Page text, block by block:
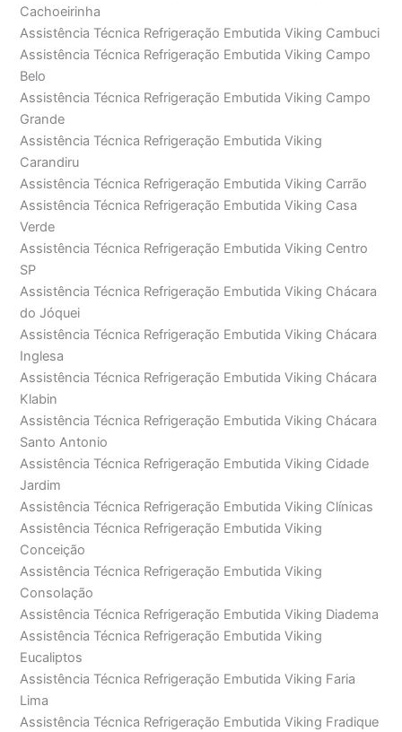
Cachoeirinha
Assistência Técnica Refrigeração Embutida Viking Cambuci
Assistência Técnica Refrigeração Embutida Viking Campo
Belo
Assistência Técnica Refrigeração Embutida Viking Campo
Grande
Assistência Técnica Refrigeração Embutida Viking
Carandiru
Assistência Técnica Refrigeração Embutida Viking Carrão
Assistência Técnica Refrigeração Embutida Viking Casa
Verde
Assistência Técnica Refrigeração Embutida Viking Centro
SP
Assistência Técnica Refrigeração Embutida Viking Chácara
do Jóquei
Assistência Técnica Refrigeração Embutida Viking Chácara
Inglesa
Assistência Técnica Refrigeração Embutida Viking Chácara
Klabin
Assistência Técnica Refrigeração Embutida Viking Chácara
Santo Antonio
Assistência Técnica Refrigeração Embutida Viking Cidade
Jardim
Assistência Técnica Refrigeração Embutida Viking Clínicas
Assistência Técnica Refrigeração Embutida Viking
Conceição
Assistência Técnica Refrigeração Embutida Viking
Consolação
Assistência Técnica Refrigeração Embutida Viking Diadema
Assistência Técnica Refrigeração Embutida Viking
Eucaliptos
Assistência Técnica Refrigeração Embutida Viking Faria
Lima
Assistência Técnica Refrigeração Embutida Viking Fradique